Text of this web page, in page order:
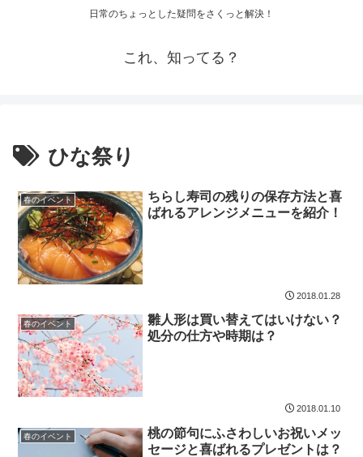
日常のちょっとした疑問をさくっと解決！
これ、知ってる？
ひな祭り
春のイベント
ちらし寿司の残りの保存方法と喜
ばれるアレンジメニューを紹介！
2018.01.28
春のイベント
雛人形は買い替えてはいけない？
処分の仕方や時期は？
2018.01.10
春のイベント
桃の節句にふさわしいお祝いメッ
セージと喜ばれるプレゼントは？